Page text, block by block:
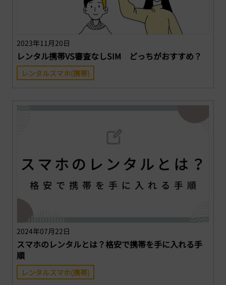
2023年11月20日
レンタル携帯VS審査なしSIM どっちがおすすめ？
レンタルスマホ(携帯)
2024年07月22日
スマホのレンタルとは？格安で携帯を手に入れる手
順
レンタルスマホ(携帯)